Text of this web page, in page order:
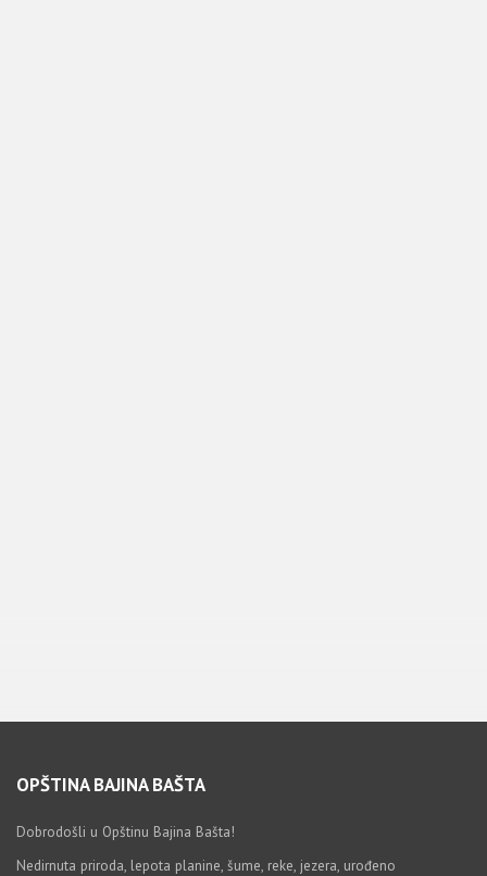
OPŠTINA BAJINA BAŠTA
Dobrodošli u Opštinu Bajina Bašta!
Nedirnuta priroda, lepota planine, šume, reke, jezera, urođeno